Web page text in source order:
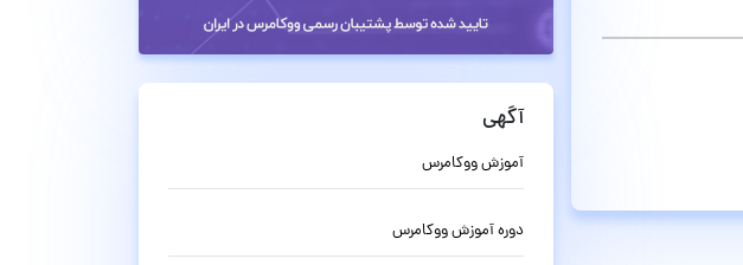
آگهی
آموزش ووکامرس
دوره آموزش ووکامرس